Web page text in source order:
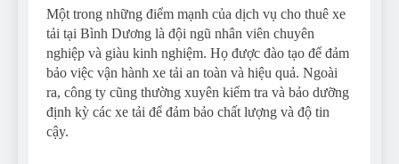
Một trong những điểm mạnh của dịch vụ cho thuê xe
tải tại Bình Dương là đội ngũ nhân viên chuyên
nghiệp và giàu kinh nghiệm. Họ được đào tạo để đảm
bảo việc vận hành xe tải an toàn và hiệu quả. Ngoài
ra, công ty cũng thường xuyên kiểm tra và bảo dưỡng
định kỳ các xe tải để đảm bảo chất lượng và độ tin
cậy.